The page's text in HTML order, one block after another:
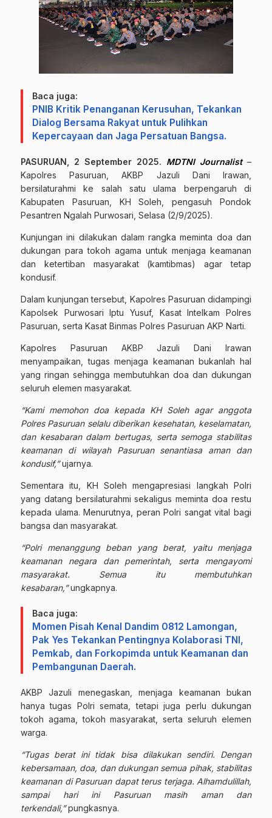
Baca juga:
PNIB Kritik Penanganan Kerusuhan, Tekankan
Dialog Bersama Rakyat untuk Pulihkan
Kepercayaan dan Jaga Persatuan Bangsa.
PASURUAN, 2 September 2025. MDTNI Journalist –
Kapolres Pasuruan, AKBP Jazuli Dani Irawan,
bersilaturahmi ke salah satu ulama berpengaruh di
Kabupaten Pasuruan, KH Soleh, pengasuh Pondok
Pesantren Ngalah Purwosari, Selasa (2/9/2025).
Kunjungan ini dilakukan dalam rangka meminta doa dan
dukungan para tokoh agama untuk menjaga keamanan
dan ketertiban masyarakat (kamtibmas) agar tetap
kondusif.
Dalam kunjungan tersebut, Kapolres Pasuruan didampingi
Kapolsek Purwosari Iptu Yusuf, Kasat Intelkam Polres
Pasuruan, serta Kasat Binmas Polres Pasuruan AKP Narti.
Kapolres Pasuruan AKBP Jazuli Dani Irawan
menyampaikan, tugas menjaga keamanan bukanlah hal
yang ringan sehingga membutuhkan doa dan dukungan
seluruh elemen masyarakat.
“Kami memohon doa kepada KH Soleh agar anggota
Polres Pasuruan selalu diberikan kesehatan, keselamatan,
dan kesabaran dalam bertugas, serta semoga stabilitas
keamanan di wilayah Pasuruan senantiasa aman dan
kondusif,”ujarnya.
Sementara itu, KH Soleh mengapresiasi langkah Polri
yang datang bersilaturahmi sekaligus meminta doa restu
kepada ulama. Menurutnya, peran Polri sangat vital bagi
bangsa dan masyarakat.
“Polri menanggung beban yang berat, yaitu menjaga
keamanan negara dan pemerintah, serta mengayomi
masyarakat. Semua itu membutuhkan
kesabaran,”ungkapnya.
Baca juga:
Momen Pisah Kenal Dandim 0812 Lamongan,
Pak Yes Tekankan Pentingnya Kolaborasi TNI,
Pemkab, dan Forkopimda untuk Keamanan dan
Pembangunan Daerah.
AKBP Jazuli menegaskan, menjaga keamanan bukan
hanya tugas Polri semata, tetapi juga perlu dukungan
tokoh agama, tokoh masyarakat, serta seluruh elemen
warga.
“Tugas berat ini tidak bisa dilakukan sendiri. Dengan
kebersamaan, doa, dan dukungan semua pihak, stabilitas
keamanan di Pasuruan dapat terus terjaga. Alhamdulillah,
sampai hari ini Pasuruan masih aman dan
terkendali,”pungkasnya.